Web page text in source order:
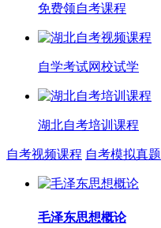
免费领自考课程
自学考试网校试学
湖北自考培训课程
自考视频课程 自考模拟真题
毛泽东思想概论